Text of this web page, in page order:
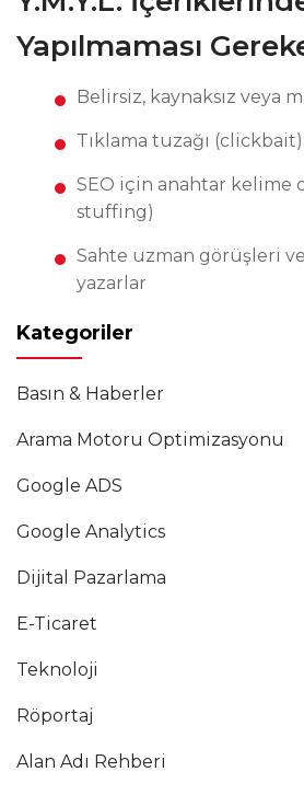
Yapılmaması
Belirsiz, kaynaksız veya
Tıklama tuzağı
SEO için anahtar kelime
stuffing)
Sahte uzman görüşleri
yazarlar
Kategoriler
Basın & Haberler
Arama Motoru Optimizasyonu
Google ADS
Google Analytics
Dijital Pazarlama
E-Ticaret
Teknoloji
Röportaj
Alan Adı Rehberi